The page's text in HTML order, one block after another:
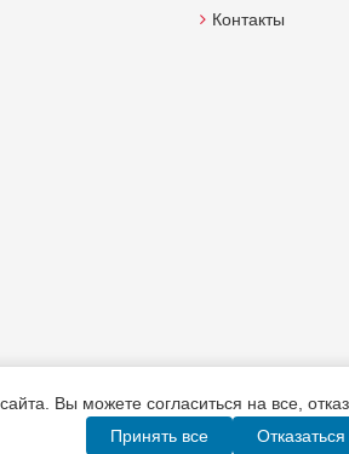
Контакты
Вы можете согласиться на все,
Принять все
Отказаться